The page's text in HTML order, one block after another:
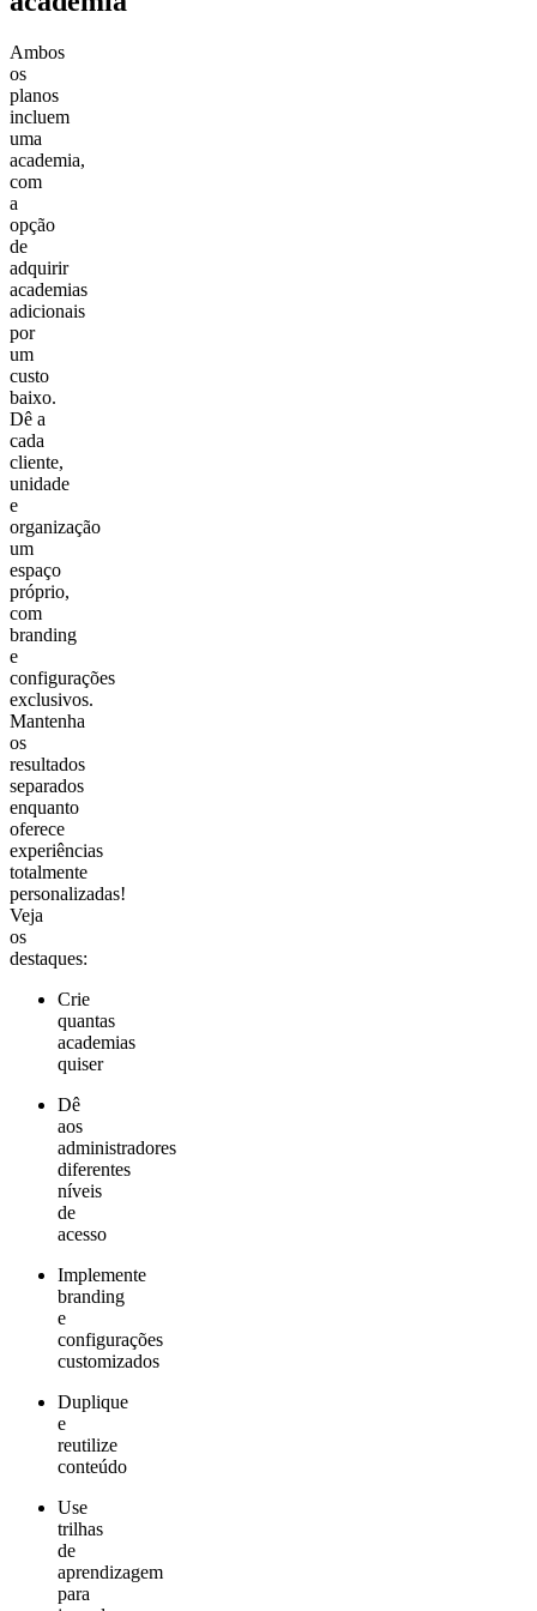
Ambos
os
planos
incluem
uma
academia,
com
a
opção
de
adquirir
academias
adicionais
por
um
custo
baixo.
Dê a
cada
cliente,
unidade
e
organização
um
espaço
próprio,
com
branding
e
configurações
exclusivos.
Mantenha
os
resultados
separados
enquanto
oferece
experiências
totalmente
personalizadas!
Veja
os
destaques:
Crie
quantas
academias
quiser
Dê
aos
administradores
diferentes
níveis
de
acesso
Implemente
branding
e
configurações
customizados
Duplique
e
reutilize
conteúdo
Use
trilhas
de
aprendizagem
para